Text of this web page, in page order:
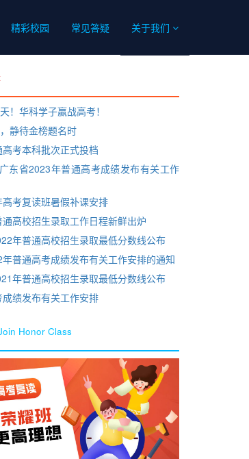
精彩校园 常见答疑 关于我们
！华科学子赢战高考！
静待金榜题名时
考本科批次正式投档
东省2023年普通高考成绩发布有关工作
考复读班暑假补课安排
高校招生录取工作日程新鲜出炉
年普通高校招生录取最低分数线公布
普通高考成绩发布有关工作安排的通知
年普通高校招生录取最低分数线公布
绩发布有关工作安排
Honor Class